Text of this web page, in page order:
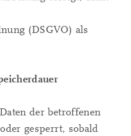
(DSGVO) als
der betroffenen
gesperrt, sobald